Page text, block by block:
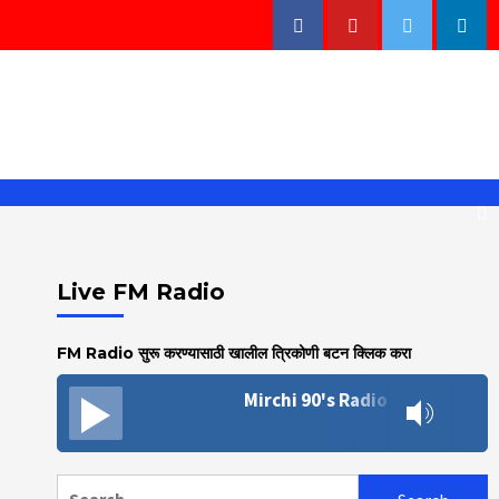
FacebookYoutubeTwitter
Live FM Radio
FM Radio सुरू करण्यासाठी खालील त्रिकोणी बटन क्लिक करा
Mirchi 90's Radio